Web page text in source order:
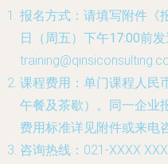
报名方式 ：请填写附件《
日（周五）下午17:00前发
课程费用 ：单门课程人
午餐及茶歇）。同一企业
费用标准详见附件或来电
咨询热线 ：021-XXXX